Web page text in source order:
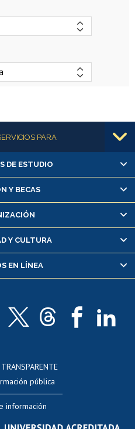
PARA
exalumnas/os
en línea
de asignaturas
de notas
y dental
y crédito alumnos
docente
académica
DE ESTUDIO
Y BECAS
Y CULTURA
EN LÍNEA
pública
información